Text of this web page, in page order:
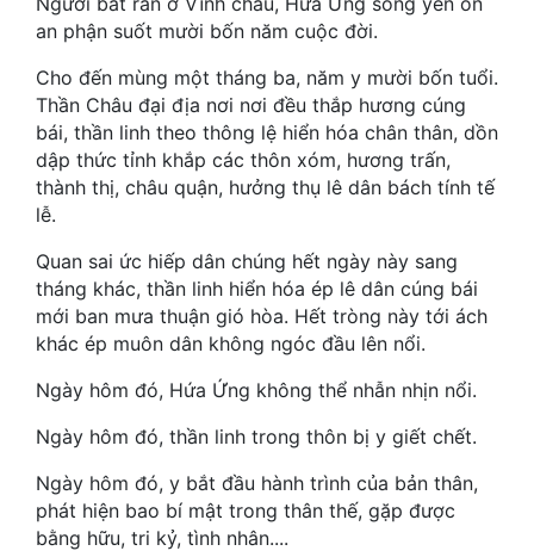
Gia Đấu
Góc Nhìn Nam
Góc Nhìn Nữ
Huyền Huyễn
Huyền Nghi
Huyền Ảo
Hài Hước
Hệ Thống
Học Đường
Khoa Huyễn
Khoa Huyễn Không Gian
Kinh Dị
an phận suốt mười bốn năm cuộc đời.
Cho đến mùng một tháng ba, năm y mười bốn tuổi.
Thần Châu đại địa nơi nơi đều thắp hương cúng
bái, thần linh theo thông lệ hiển hóa chân thân, dồn
dập thức tỉnh khắp các thôn xóm, hương trấn,
thành thị, châu quận, hưởng thụ lê dân bách tính tế
lễ.
Quan sai ức hiếp dân chúng hết ngày này sang
tháng khác, thần linh hiển hóa ép lê dân cúng bái
mới ban mưa thuận gió hòa. Hết tròng này tới ách
khác ép muôn dân không ngóc đầu lên nổi.
Ngày hôm đó, Hứa Ứng không thể nhẫn nhịn nổi.
Ngày hôm đó, thần linh trong thôn bị y giết chết.
Ngày hôm đó, y bắt đầu hành trình của bản thân,
phát hiện bao bí mật trong thân thế, gặp được
bằng hữu, tri kỷ, tình nhân....